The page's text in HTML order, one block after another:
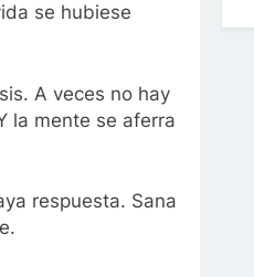
se hubiese
A veces no hay
la mente se aferra
respuesta. Sana